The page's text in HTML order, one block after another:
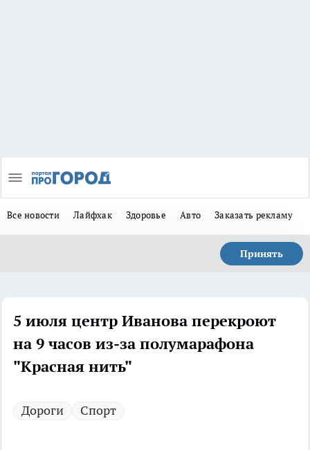
Все новости Лайфхак Здоровье Авто Заказать рекламу
Принять
5 июля центр Иванова перекроют
на 9 часов из-за полумарафона
"Красная нить"
Дороги Спорт